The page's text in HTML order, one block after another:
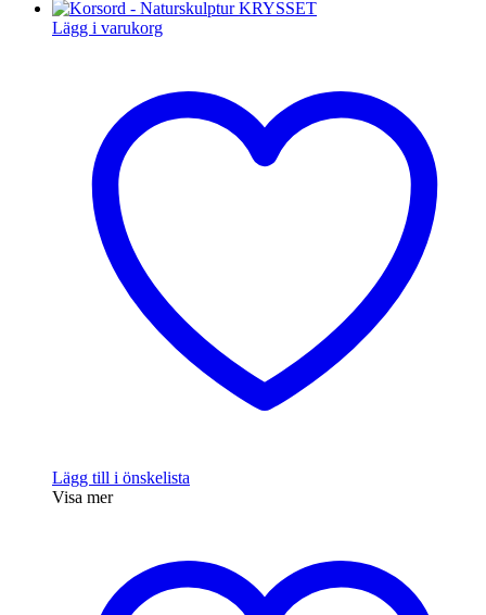
Lägg i varukorg
Lägg till i önskelista
Visa mer